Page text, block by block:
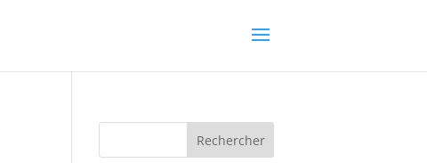
Rechercher